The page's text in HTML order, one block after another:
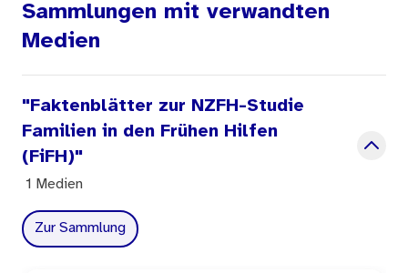
Das Faktenblatt informiert auf Grundlage der
Betreuung und Begleitung (LaB) durch
Sammlungen mit verwandten
Medien
"Faktenblätter zur NZFH-Studie
Familien in den Frühen Hilfen
(FiFH)"
1 Medien
Zur Sammlung